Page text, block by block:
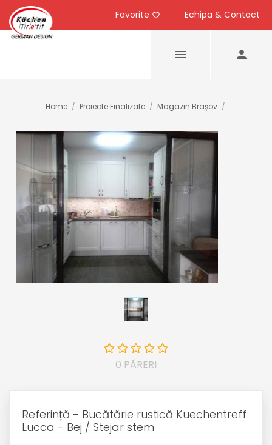
Echipa & Contact
Favorite
Home / Proiecte Finalizate / Magazin Brașov /
0 PĂRERI
Referință - Bucătărie rustică Kuechentreff
Lucca - Bej / Stejar stem